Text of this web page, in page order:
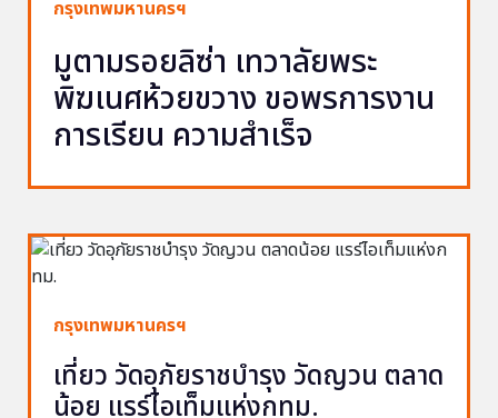
กรุงเทพมหานครฯ
มูตามรอยลิซ่า เทวาลัยพระ
พิฆเนศห้วยขวาง ขอพรการงาน
การเรียน ความสำเร็จ
กรุงเทพมหานครฯ
เที่ยว วัดอุภัยราชบำรุง วัดญวน ตลาด
น้อย แรร์ไอเท็มแห่งกทม.